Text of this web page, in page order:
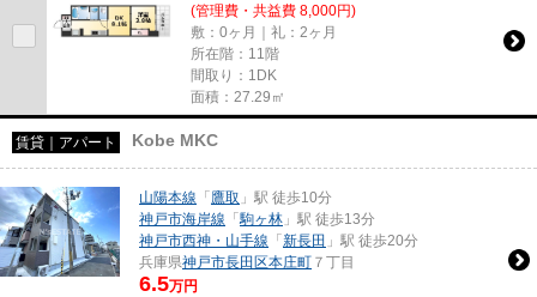
(管理費・共益費 8,000円)
敷：0ヶ月｜礼：2ヶ月
所在階：11階
間取り：1DK
面積：27.29㎡
賃貸｜アパート Kobe MKC
山陽本線 「 鷹取 」駅 徒歩10分
神戸市海岸線 「駒ヶ林 」駅 徒歩13分
神戸市西神・山手線 「 新長田 」駅 徒歩20分
兵庫県神戸市長田区本庄町 ７丁目
6.5万円